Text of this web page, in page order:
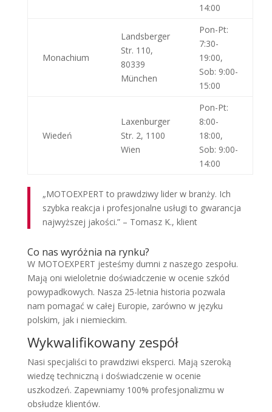
14:00
Monachium
Landsberger
Str. 110,
80339
München
Pon-Pt:
7:30-
19:00,
Sob: 9:00-
15:00
Wiedeń
Laxenburger
Str. 2, 1100
Wien
Pon-Pt:
8:00-
18:00,
Sob: 9:00-
14:00
„MOTOEXPERT to prawdziwy lider w branży. Ich
szybka reakcja i profesjonalne usługi to gwarancja
najwyższej jakości.” – Tomasz K., klient
Co nas wyróżnia na rynku?
W MOTOEXPERT jesteśmy dumni z naszego zespołu.
Mają oni wieloletnie doświadczenie w ocenie szkód
powypadkowych. Nasza 25-letnia historia pozwala
nam pomagać w całej Europie, zarówno w języku
polskim, jak i niemieckim.
Wykwalifikowany zespół
Nasi specjaliści to prawdziwi eksperci. Mają szeroką
wiedzę techniczną i doświadczenie w ocenie
uszkodzeń. Zapewniamy 100% profesjonalizmu w
obsłudze klientów.